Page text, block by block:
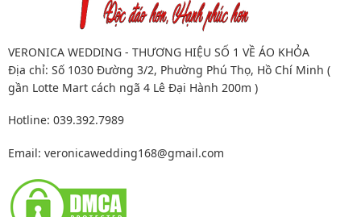
VERONICA WEDDING - THƯƠNG HIỆU SỐ 1 VỀ ÁO KHỎA
Địa chỉ: Số 1030 Đường 3/2, Phường Phú Thọ, Hồ Chí Minh (
gần Lotte Mart cách ngã 4 Lê Đại Hành 200m )
Hotline: 039.392.7989
Email: veronicawedding168@gmail.com